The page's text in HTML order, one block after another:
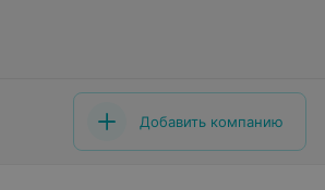
Добавить компанию